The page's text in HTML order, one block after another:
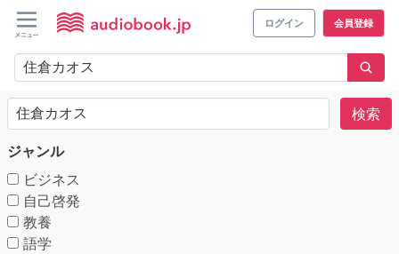
ログイン 会員登録
検索
ジャンル
ビジネス
自己啓発
教養
語学